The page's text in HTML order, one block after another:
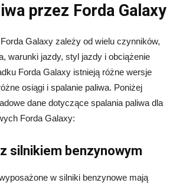
przez Forda Galaxy
Galaxy zależy od wielu czynników,
warunki jazdy, styl jazdy i obciążenie
Forda Galaxy istnieją różne wersje
osiągi i spalanie paliwa. Poniżej
dane dotyczące spalania paliwa dla
Forda Galaxy:
silnikiem benzynowym
w silniki benzynowe mają